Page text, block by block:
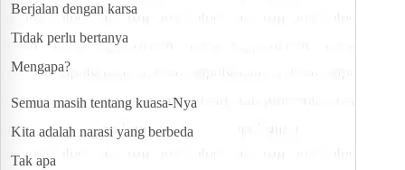
Berjalan dengan karsa
Tidak perlu bertanya
Mengapa?
Semua masih tentang kuasa-Nya
Kita adalah narasi yang berbeda
Tak apa